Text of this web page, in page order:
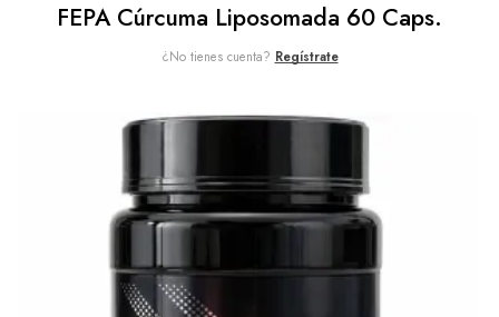
FEPA Cúrcuma Liposomada 60 Caps.
¿No tienes cuenta? Regístrate